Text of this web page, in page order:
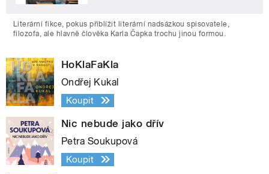
Literární fikce, pokus přiblížit literární nadsázkou spisovatele,
filozofa, ale hlavně člověka Karla Čapka trochu jinou formou.
HoKlaFaKla
Ondřej Kukal
Koupit
Nic nebude jako dřív
Petra Soukupová
Koupit